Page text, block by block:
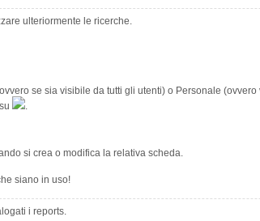
ulteriormente le ricerche.
se sia visibile da tutti gli utenti) o Personale
.
si crea o modifica la relativa scheda.
siano in uso!
i reports.